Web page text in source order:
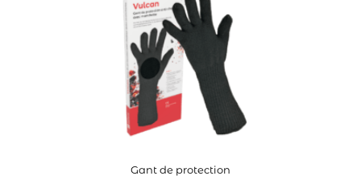
Gant de protection